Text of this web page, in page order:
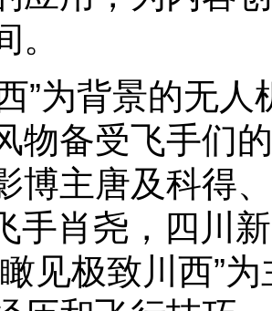
。
”为背景的无
物备受飞手们
博主唐及科得
手肖尧，四川
见极致川西”